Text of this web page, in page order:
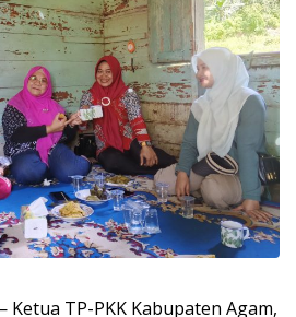
Ketua TP-PKK Kabupaten Agam,